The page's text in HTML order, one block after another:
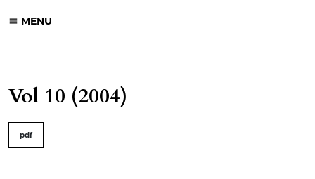
MENU
Vol 10 (2004)
##issue.tableOfContents##
pdf